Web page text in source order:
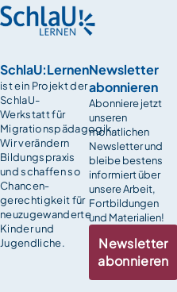
SchlaU:Lernen
ist ein Projekt der
SchlaU-
Werkstatt für
Migrationspädagogik.
Wir verändern
Bildungspraxis
und schaffen so
Chancen­
gerechtigkeit für
neuzugewanderte
Kinder und
Jugendliche.
Newsletter
abonnieren
Abonniere jetzt
unseren
monatlichen
Newsletter und
bleibe bestens
informiert über
unsere Arbeit,
Fortbildungen
und Materialien!
Newsletter
abonnieren